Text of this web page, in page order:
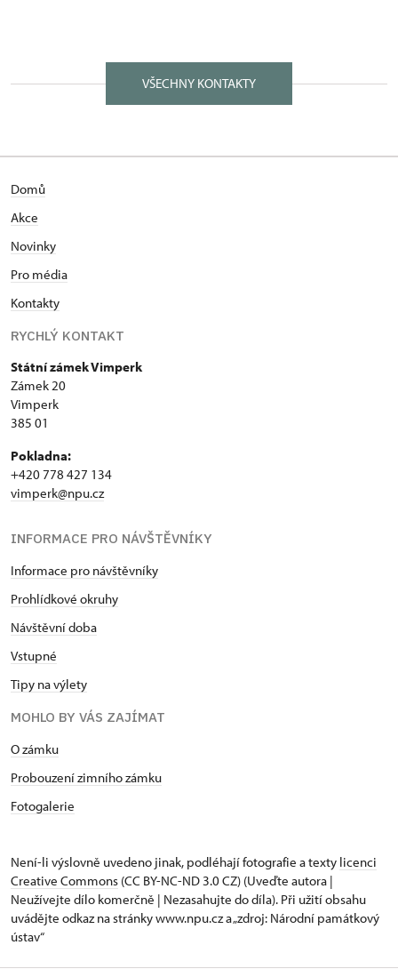
VŠECHNY KONTAKTY
Domů
Akce
Novinky
Pro média
Kontakty
RYCHLÝ KONTAKT
Státní zámek Vimperk
Zámek 20
Vimperk
385 01
Pokladna:
+420 778 427 134
vimperk@npu.cz
INFORMACE PRO NÁVŠTĚVNÍKY
Informace pro návštěvníky
Prohlídkové okruhy
Návštěvní doba
Vstupné
Tipy na výlety
MOHLO BY VÁS ZAJÍMAT
O zámku
Probouzení zimního zámku
Fotogalerie
Není-li výslovně uvedeno jinak, podléhají fotografie a texty licenci
Creative Commons (CC BY-NC-ND 3.0 CZ) (Uveďte autora |
Neužívejte dílo komerčně | Nezasahujte do díla). Při užití obsahu
uvádějte odkaz na stránky www.npu.cz a „zdroj: Národní památkový
ústav“